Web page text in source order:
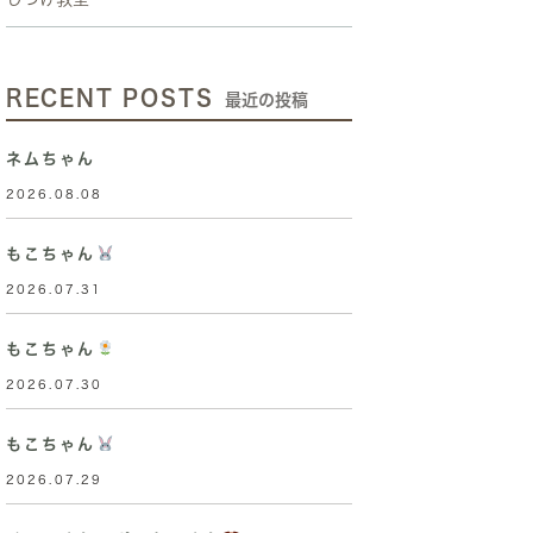
RECENT POSTS 最近の投稿
ネムちゃん
2026.08.08
もこちゃん
2026.07.31
もこちゃん
2026.07.30
もこちゃん
2026.07.29